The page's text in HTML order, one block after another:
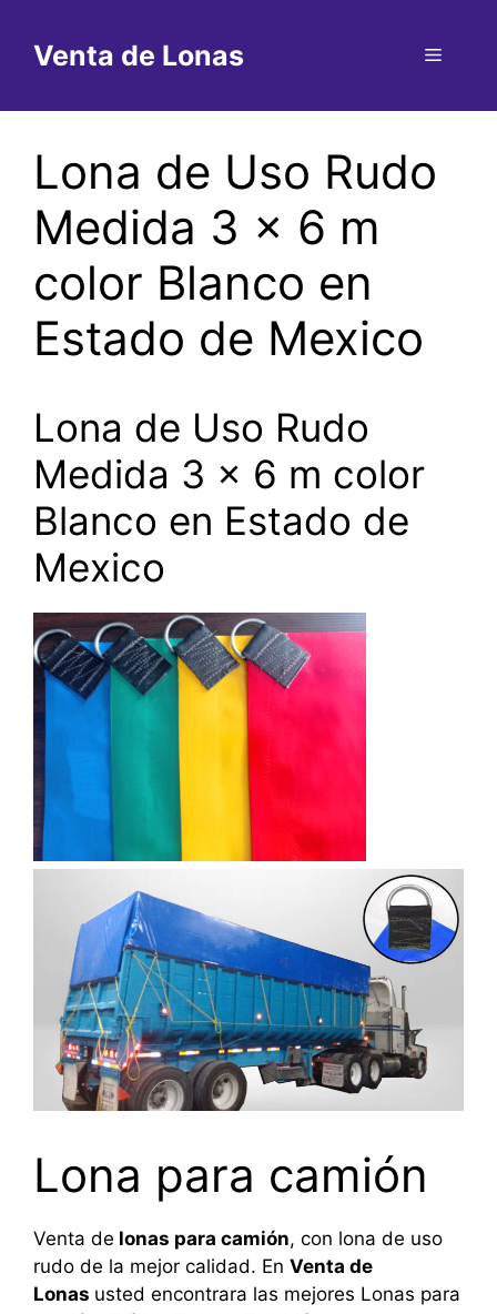
contenido
Venta de Lonas Menú
Lona de Uso Rudo
Medida 3 x 6 m
color Blanco en
Estado de Mexico
Lona de Uso Rudo
Medida 3 x 6 m color
Blanco en Estado de
Mexico
Lona para camión
Venta de lonas para camión, con lona de uso
rudo de la mejor calidad. En Venta de
Lonas usted encontrara las mejores Lonas para